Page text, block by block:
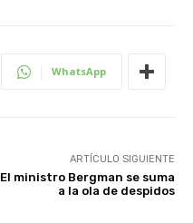
WhatsApp
ARTÍCULO SIGUIENTE
El ministro Bergman se suma
a la ola de despidos